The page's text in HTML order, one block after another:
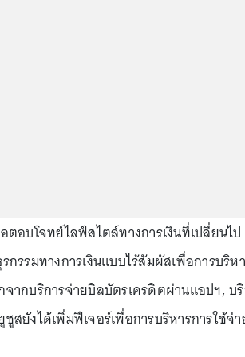
ตอบโจทย์ไลฟ์สไตล์ทางการเงินที่เปลี่ยน
กรรมทางการเงินแบบไร้สัมผัสเพื่อการบ
ากบริการจ่ายบิลบัตรเครดิตผ่านแอปฯ, บ
สยังได้เพิ่มฟีเจอร์เพื่อการบริหารการใช้จ่